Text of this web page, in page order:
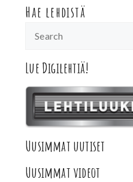
Hae lehdistä
Lue Digilehtiä!
Uusimmat uutiset
Uusimmat videot